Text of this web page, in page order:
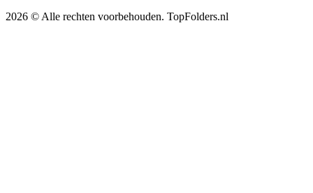
2026 © Alle rechten voorbehouden. TopFolders.nl